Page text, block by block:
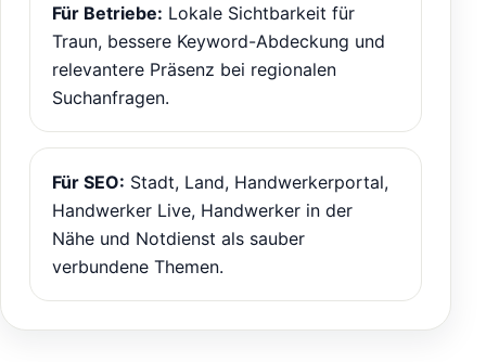
Für Betriebe: Lokale Sichtbarkeit für
Traun, bessere Keyword-Abdeckung und
relevantere Präsenz bei regionalen
Suchanfragen.
Für SEO: Stadt, Land, Handwerkerportal,
Handwerker Live, Handwerker in der
Nähe und Notdienst als sauber
verbundene Themen.